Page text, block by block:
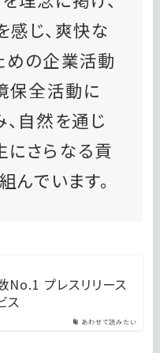
じ、爽快な
めの企業活動
保全活動に
自然を通じ
にさらなる貢
んでいます。
あわせて読みたい
No.1 プレスリリース
ス